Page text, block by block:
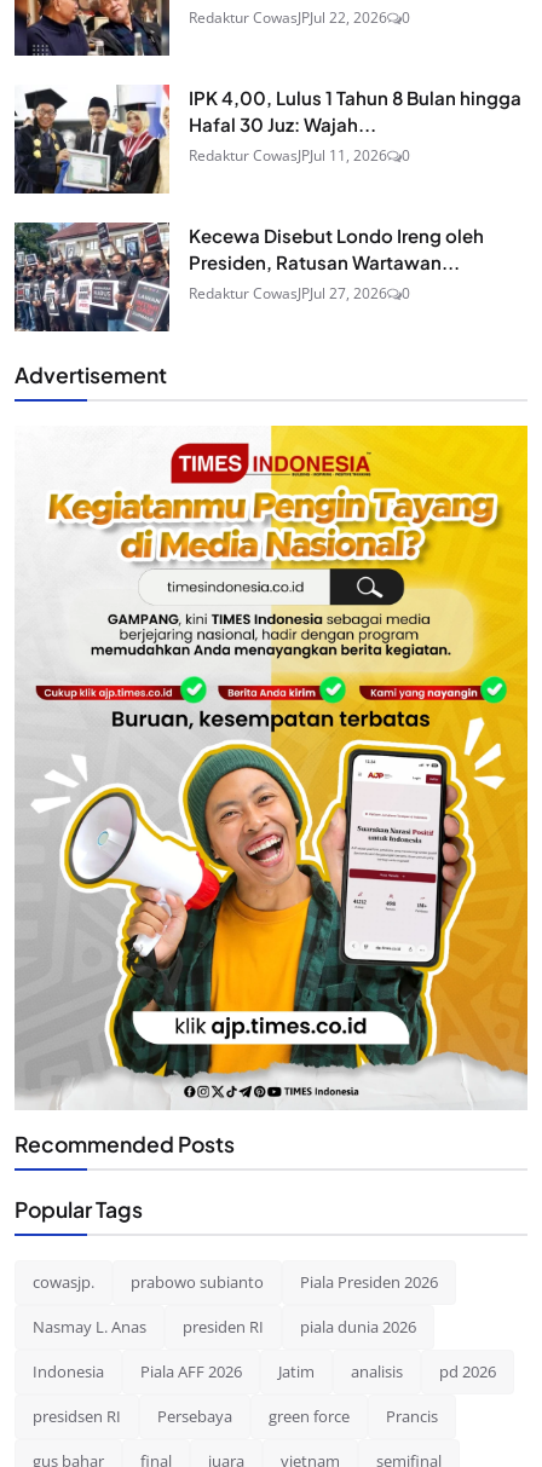
Redaktur CowasJPJul 22, 2026 0
IPK 4,00, Lulus 1 Tahun 8 Bulan hingga
Hafal 30 Juz: Wajah...
Redaktur CowasJPJul 11, 2026 0
Kecewa Disebut Londo Ireng oleh
Presiden, Ratusan Wartawan...
Redaktur CowasJPJul 27, 2026 0
Advertisement
Recommended Posts
Popular Tags
cowasjp. prabowo subianto Piala Presiden 2026
Nasmay L. Anas presiden RI piala dunia 2026
Indonesia Piala AFF 2026 Jatim analisis pd 2026
presidsen RI Persebaya green force Prancis
gus bahar final juara vietnam semifinal